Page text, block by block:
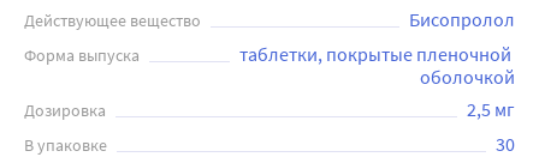
Действующее вещество Бисопролол
Форма выпуска
таблетки, покрытые пленочной
оболочкой
Дозировка 2,5 мг
В упаковке 30